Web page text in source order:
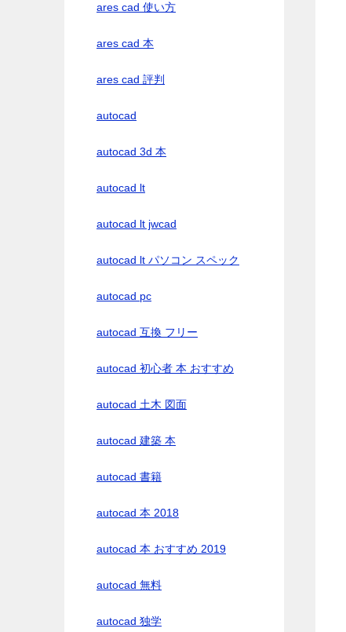
ares cad 使い方
ares cad 本
ares cad 評判
autocad
autocad 3d 本
autocad lt
autocad lt jwcad
autocad lt パソコン スペック
autocad pc
autocad 互換 フリー
autocad 初心者 本 おすすめ
autocad 土木 図面
autocad 建築 本
autocad 書籍
autocad 本 2018
autocad 本 おすすめ 2019
autocad 無料
autocad 独学